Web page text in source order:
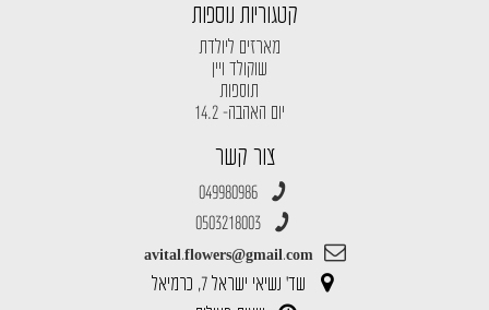
קטגוריות נוספות
מארזים ליולדת
שוקולד ויין
תוספות
יום האהבה- 14.2
צור קשר
049980986
0503218003
avital.flowers@gmail.com
שד' נשיאי ישראל 7, כרמיאל